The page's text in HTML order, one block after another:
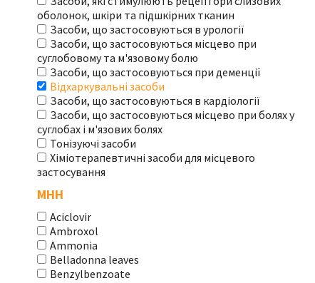
оболонок, шкіри та підшкірних тканин
Засоби, що застосовуються в урології
Засоби, що застосовуються місцево при
суглобовому та м'язовому болю
Засоби, що застосовуються при деменції
Відхаркувальні засоби
Засоби, що застосовуються в кардіології
Засоби, що застосовуються місцево при болях у
суглобах і м'язових болях
Тонізуючі засоби
Хіміотерапевтичні засоби для місцевого
застосування
МНН
Aciclovir
Ambroxol
Ammonia
Belladonna leaves
Benzylbenzoate